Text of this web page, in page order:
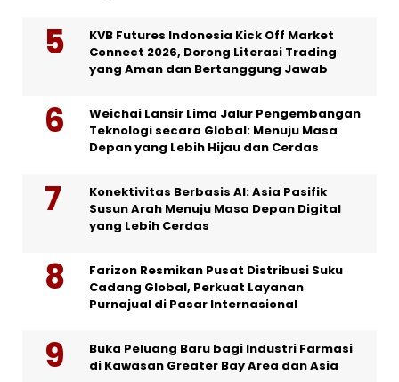
KVB Futures Indonesia Kick Off Market
Connect 2026, Dorong Literasi Trading
yang Aman dan Bertanggung Jawab
Weichai Lansir Lima Jalur Pengembangan
Teknologi secara Global: Menuju Masa
Depan yang Lebih Hijau dan Cerdas
Konektivitas Berbasis AI: Asia Pasifik
Susun Arah Menuju Masa Depan Digital
yang Lebih Cerdas
Farizon Resmikan Pusat Distribusi Suku
Cadang Global, Perkuat Layanan
Purnajual di Pasar Internasional
Buka Peluang Baru bagi Industri Farmasi
di Kawasan Greater Bay Area dan Asia